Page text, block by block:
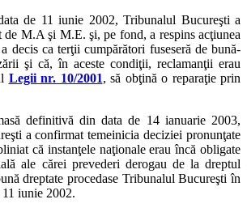
de 11 iunie 2002, Tribunalul Bucureşti a
de M.A şi M.E. şi, pe fond, a respins acţiunea
decis ca terţii cumpărători fuseseră de bună-
şi că, în aceste condiţii, reclamanţii erau
Legii nr. 10/2001, să obţină o reparaţie prin
definitivă din data de 14 ianuarie 2003,
a confirmat temeinicia deciziei pronunţate
că instanţele naţionale erau încă obligate
ale cărei prevederi derogau de la dreptul
dreptate procedase Tribunalul Bucureşti în
iunie 2002.